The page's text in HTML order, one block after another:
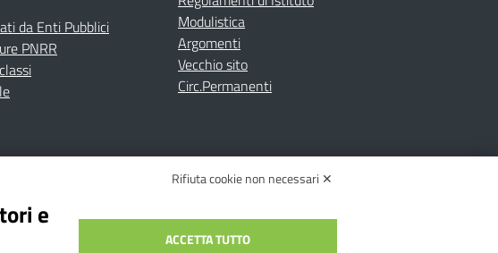
da Enti Pubblici
PNRR
Modulistica
Argomenti
Vecchio sito
Circ.Permanenti
Rifiuta cookie non necessari ✕
e
ACCETTA TUTTO